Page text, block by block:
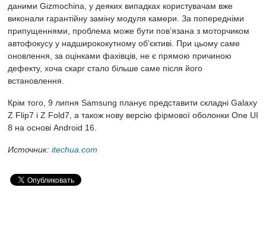
даними Gizmochina, у деяких випадках користувачам вже
виконали гарантійну заміну модуля камери. За попередніми
припущеннями, проблема може бути пов’язана з моторчиком
автофокусу у надширококутному об’єктиві. При цьому саме
оновлення, за оцінками фахівців, не є прямою причиною
дефекту, хоча скарг стало більше саме після його
встановлення.
Крім того, 9 липня Samsung планує представити складні Galaxy
Z Flip7 і Z Fold7, а також нову версію фірмової оболонки One UI
8 на основі Android 16.
Источник: itechua.com